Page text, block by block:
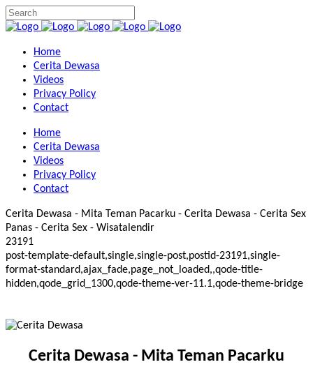
Home
Cerita Dewasa
Videos
Privacy Policy
Contact
Home
Cerita Dewasa
Videos
Privacy Policy
Contact
Cerita Dewasa - Mita Teman Pacarku - Cerita Dewasa - Cerita Sex
Panas - Cerita Sex - Wisatalendir
23191
post-template-default,single,single-post,postid-23191,single-
format-standard,ajax_fade,page_not_loaded,,qode-title-
hidden,qode_grid_1300,qode-theme-ver-11.1,qode-theme-bridge
Cerita Dewasa - Mita Teman Pacarku